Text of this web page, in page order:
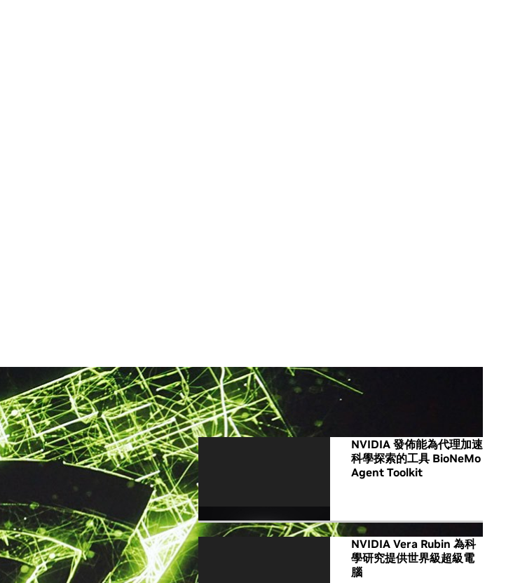
下一代智慧純電轎車 P7 將於 4 月
的平台，小鵬表示該公司對
生產模型。
All NVIDIA News
NVIDIA 發佈能為代理加速
科學探索的工具 BioNeMo
Agent Toolkit
NVIDIA Vera Rubin 為科
學研究提供世界級超級電
腦